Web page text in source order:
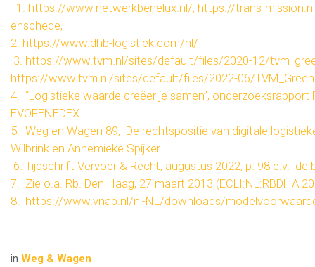
1. https://www.netwerkbenelux.nl/, https://trans-
enschede,
2. https://www.dhb-logistiek.com/nl/
3. https://www.tvm.nl/sites/default/files/2020-12/
https://www.tvm.nl/sites/default/files/2022-06/
4. “Logistieke waarde creëer je samen”, onderzoeksrapport
EVOFENEDEX
5. Weg en Wagen 89, De rechtspositie van digitale
Wilbrink en Annemieke Spijker
6. Tijdschrift Vervoer & Recht, augustus 2022, p. 98 e.v. de
7. Zie o.a. Rb. Den Haag, 27 maart 2013
8. https://www.vnab.nl/nl-NL/downloads/
in Weg & Wagen